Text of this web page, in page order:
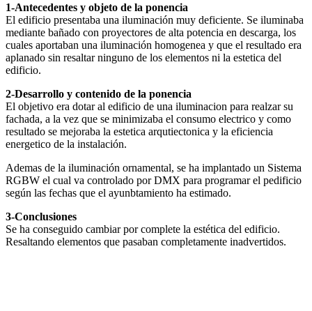
1-Antecedentes y objeto de la ponencia
El edificio presentaba una iluminación muy deficiente. Se iluminaba
mediante bañado con proyectores de alta potencia en descarga, los
cuales aportaban una iluminación homogenea y que el resultado era
aplanado sin resaltar ninguno de los elementos ni la estetica del
edificio.
2-Desarrollo y contenido de la ponencia
El objetivo era dotar al edificio de una iluminacion para realzar su
fachada, a la vez que se minimizaba el consumo electrico y como
resultado se mejoraba la estetica arqutiectonica y la eficiencia
energetico de la instalación.
Ademas de la iluminación ornamental, se ha implantado un Sistema
RGBW el cual va controlado por DMX para programar el pedificio
según las fechas que el ayunbtamiento ha estimado.
3-Conclusiones
Se ha conseguido cambiar por complete la estética del edificio.
Resaltando elementos que pasaban completamente inadvertidos.